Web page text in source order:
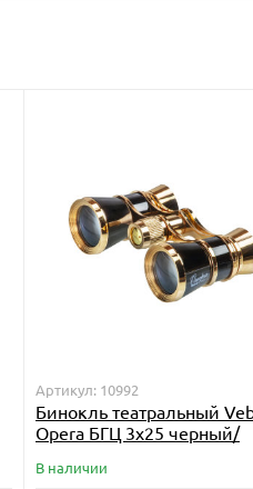
Артикул: 10992
Бинокль театральный
Opera БГЦ 3x25 черный/
В наличии